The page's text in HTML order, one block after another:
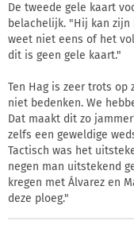
De tweede gele kaart
belachelijk. "Hij kan
weet niet eens of het
dit is geen gele kaart."
Ten Hag is zeer trots
niet bedenken. We
Dat maakt dit zo
zelfs een geweldige
Tactisch was het
negen man uitstekend
kregen met Álvarez en
deze ploeg."